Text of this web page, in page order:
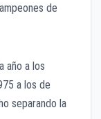
de
año a los
a los de
separando la